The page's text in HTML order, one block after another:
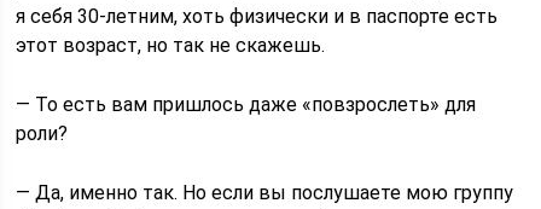
я себя 30-летним, хоть физически и в паспорте есть
этот возраст, но так не скажешь.
— То есть вам пришлось даже «повзрослеть» для
роли?
— Да, именно так. Но если вы послушаете мою группу